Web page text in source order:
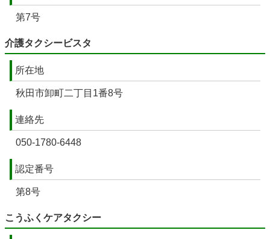
第7号
介護タクシービスタ
所在地
秋田市卸町二丁目1番8号
連絡先
050-1780-6448
認定番号
第8号
こうふくケアタクシー